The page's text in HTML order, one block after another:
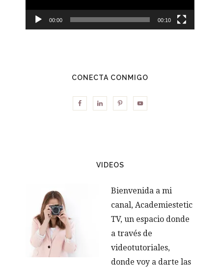
00:00 00:10
CONECTA CONMIGO
VIDEOS
Bienvenida a mi
canal, Academiestetic
TV, un espacio donde
a través de
videotutoriales,
donde voy a darte las